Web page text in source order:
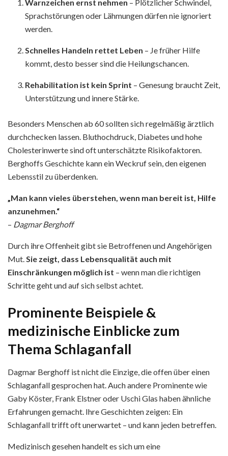
Warnzeichen ernst nehmen – Plötzlicher Schwindel,
Sprachstörungen oder Lähmungen dürfen nie ignoriert
werden.
Schnelles Handeln rettet Leben – Je früher Hilfe
kommt, desto besser sind die Heilungschancen.
Rehabilitation ist kein Sprint – Genesung braucht Zeit,
Unterstützung und innere Stärke.
Besonders Menschen ab 60 sollten sich regelmäßig ärztlich
durchchecken lassen. Bluthochdruck, Diabetes und hohe
Cholesterinwerte sind oft unterschätzte Risikofaktoren.
Berghoffs Geschichte kann ein Weckruf sein, den eigenen
Lebensstil zu überdenken.
„Man kann vieles überstehen, wenn man bereit ist, Hilfe
anzunehmen.“
– Dagmar Berghoff
Durch ihre Offenheit gibt sie Betroffenen und Angehörigen
Mut. Sie zeigt, dass Lebensqualität auch mit
Einschränkungen möglich ist – wenn man die richtigen
Schritte geht und auf sich selbst achtet.
Prominente Beispiele &
medizinische Einblicke zum
Thema Schlaganfall
Dagmar Berghoff ist nicht die Einzige, die offen über einen
Schlaganfall gesprochen hat. Auch andere Prominente wie
Gaby Köster, Frank Elstner oder Uschi Glas haben ähnliche
Erfahrungen gemacht. Ihre Geschichten zeigen: Ein
Schlaganfall trifft oft unerwartet – und kann jeden betreffen.
Medizinisch gesehen handelt es sich um eine